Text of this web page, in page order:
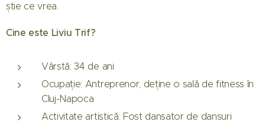
știe ce vrea.
Cine este Liviu Trif?
Vârstă: 34 de ani
Ocupație: Antreprenor, deține o sală de fitness în
Cluj-Napoca
Activitate artistică: Fost dansator de dansuri